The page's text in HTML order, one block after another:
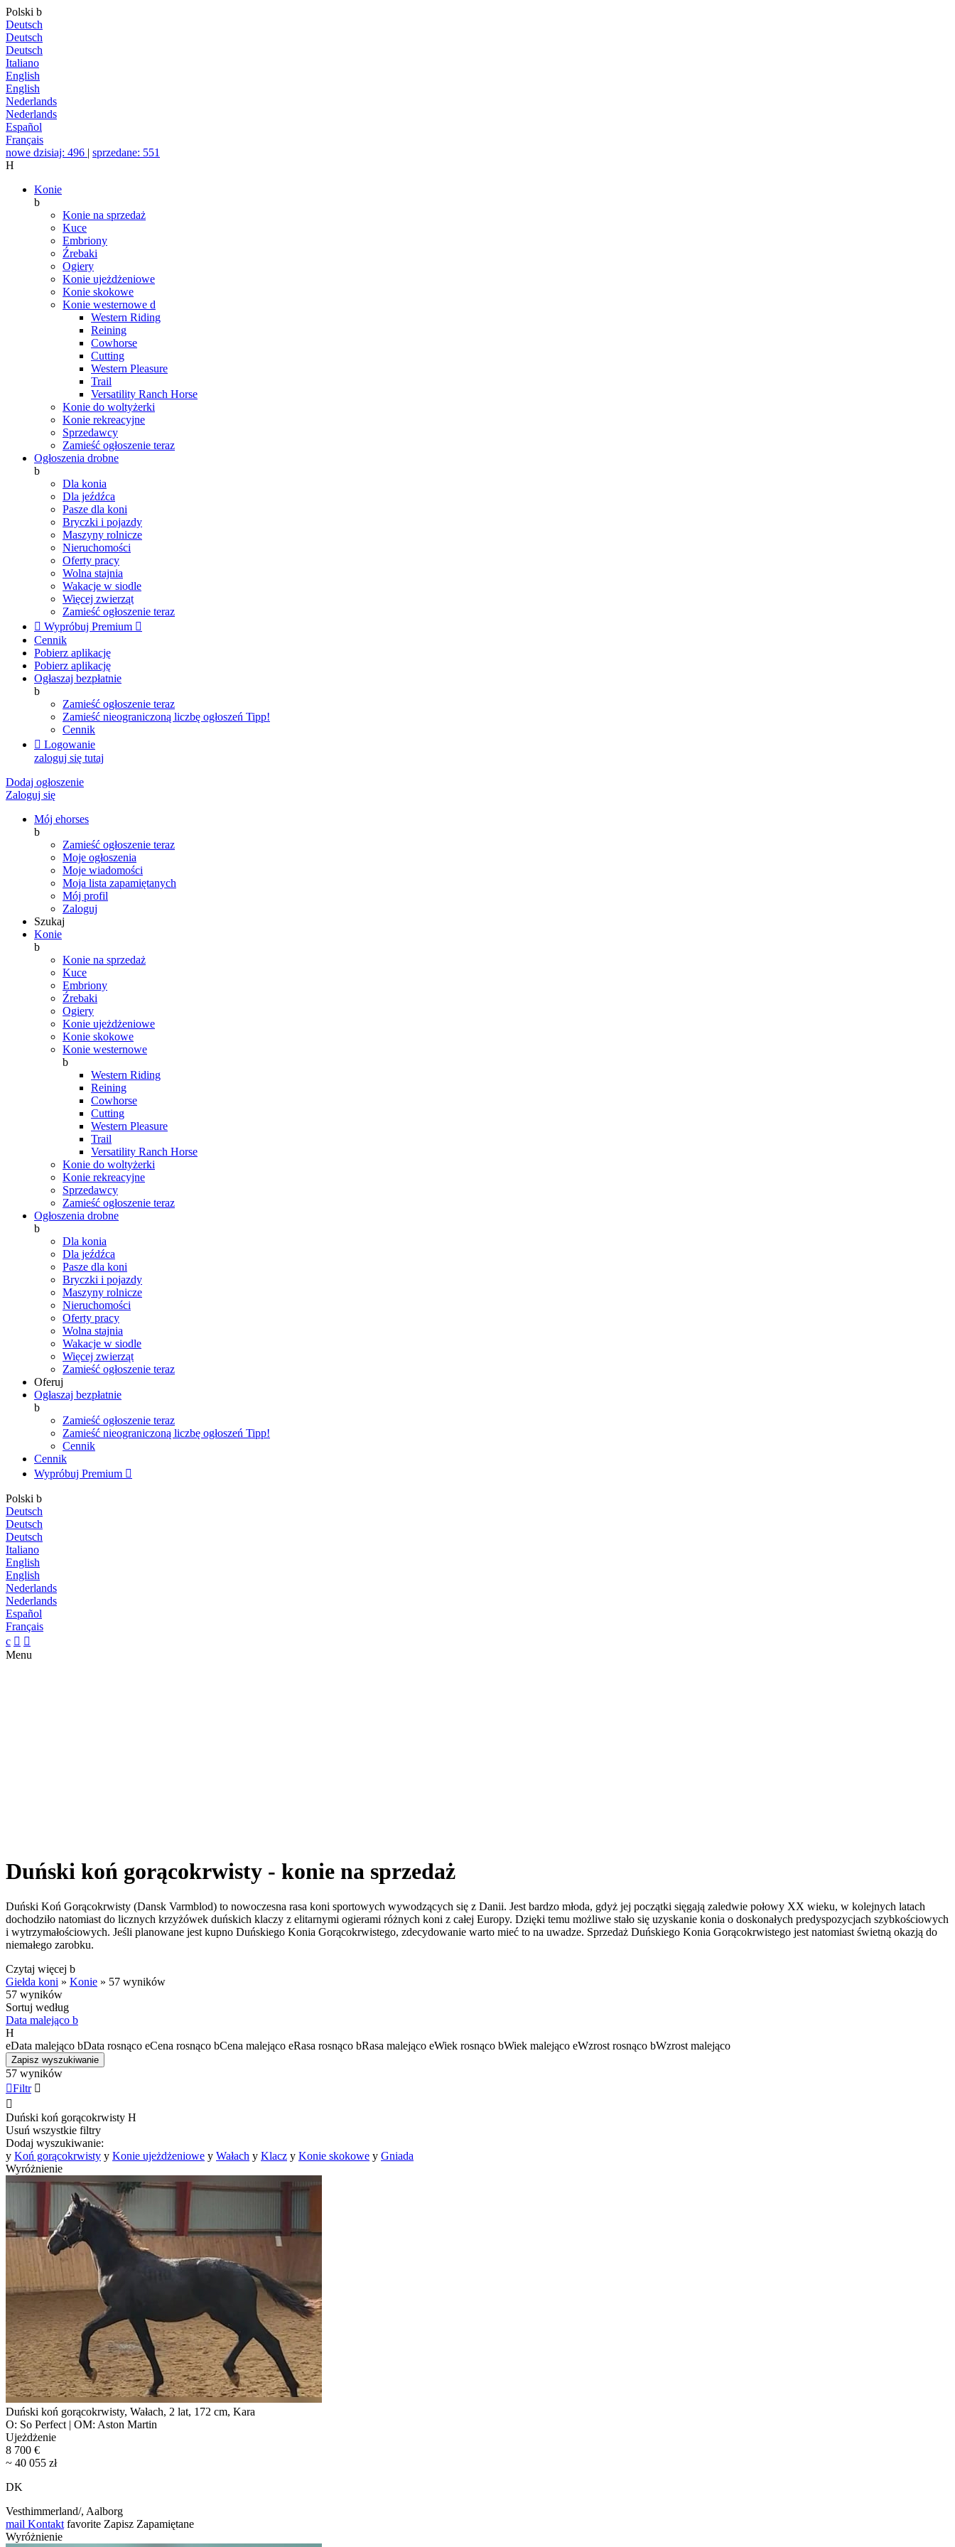
Polski b
Deutsch
Deutsch
Deutsch
Italiano
English
English
Nederlands
Nederlands
Español
Français
nowe dzisiaj: 496 | sprzedane: 551
H
Konie
b
Konie na sprzedaż
Kuce
Embriony
Źrebaki
Ogiery
Konie ujeżdżeniowe
Konie skokowe
Konie westernowe d
Western Riding
Reining
Cowhorse
Cutting
Western Pleasure
Trail
Versatility Ranch Horse
Konie do woltyżerki
Konie rekreacyjne
Sprzedawcy
Zamieść ogłoszenie teraz
Ogłoszenia drobne
b
Dla konia
Dla jeźdźca
Pasze dla koni
Bryczki i pojazdy
Maszyny rolnicze
Nieruchomości
Oferty pracy
Wolna stajnia
Wakacje w siodle
Więcej zwierząt
Zamieść ogłoszenie teraz
 Wypróbuj Premium 
Cennik
Pobierz aplikację
Pobierz aplikację
Ogłaszaj bezpłatnie
b
Zamieść ogłoszenie teraz
Zamieść nieograniczoną liczbę ogłoszeń Tipp!
Cennik
 Logowanie
zaloguj się tutaj
Dodaj ogłoszenie
Zaloguj się
Mój ehorses
b
Zamieść ogłoszenie teraz
Moje ogłoszenia
Moje wiadomości
Moja lista zapamiętanych
Mój profil
Zaloguj
Szukaj
Konie
b
Konie na sprzedaż
Kuce
Embriony
Źrebaki
Ogiery
Konie ujeżdżeniowe
Konie skokowe
Konie westernowe
b
Western Riding
Reining
Cowhorse
Cutting
Western Pleasure
Trail
Versatility Ranch Horse
Konie do woltyżerki
Konie rekreacyjne
Sprzedawcy
Zamieść ogłoszenie teraz
Ogłoszenia drobne
b
Dla konia
Dla jeźdźca
Pasze dla koni
Bryczki i pojazdy
Maszyny rolnicze
Nieruchomości
Oferty pracy
Wolna stajnia
Wakacje w siodle
Więcej zwierząt
Zamieść ogłoszenie teraz
Oferuj
Ogłaszaj bezpłatnie
b
Zamieść ogłoszenie teraz
Zamieść nieograniczoną liczbę ogłoszeń Tipp!
Cennik
Cennik
Wypróbuj Premium 
Polski b
Deutsch
Deutsch
Deutsch
Italiano
English
English
Nederlands
Nederlands
Español
Français
c  
Menu
Duński koń gorącokrwisty - konie na sprzedaż
Duński Koń Gorącokrwisty (Dansk Varmblod) to nowoczesna rasa koni sportowych wywodzących się z Danii. Jest bardzo młoda, gdyż jej początki sięgają zaledwie połowy XX wieku, w kolejnych latach
dochodziło natomiast do licznych krzyżówek duńskich klaczy z elitarnymi ogierami różnych koni z całej Europy. Dzięki temu możliwe stało się uzyskanie konia o doskonałych predyspozycjach szybkościowych
i wytrzymałościowych. Jeśli planowane jest kupno Duńskiego Konia Gorącokrwistego, zdecydowanie warto mieć to na uwadze. Sprzedaż Duńskiego Konia Gorącokrwistego jest natomiast świetną okazją do
niemałego zarobku.
Czytaj więcej b
Giełda koni » Konie » 57 wyników
57 wyników
Sortuj według
Data malejąco b
H
eData malejąco bData rosnąco eCena rosnąco bCena malejąco eRasa rosnąco bRasa malejąco eWiek rosnąco bWiek malejąco eWzrost rosnąco bWzrost malejąco
Zapisz wyszukiwanie
57 wyników
Filtr 

Duński koń gorącokrwisty H
Usuń wszystkie filtry
Dodaj wyszukiwanie:
y Koń gorącokrwisty y Konie ujeżdżeniowe y Wałach y Klacz y Konie skokowe y Gniada
Wyróżnienie
Duński koń gorącokrwisty, Wałach, 2 lat, 172 cm, Kara
O: So Perfect | OM: Aston Martin
Ujeżdżenie
8 700 €
~ 40 055 zł
DK
Vesthimmerland/, Aalborg
mail Kontakt favorite Zapisz Zapamiętane
Wyróżnienie